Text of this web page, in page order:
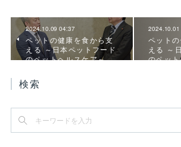
2024.10.09 04:37
ペットの健康を食から支
える ～日本ペットフード
のペットヘルスケア～ …
ペット
える ～
のペッ
検索